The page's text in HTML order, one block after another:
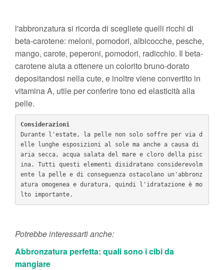
l'abbronzatura si ricorda di scegliete quelli ricchi di
beta-carotene: meloni, pomodori, albicocche, pesche,
mango, carote, peperoni, pomodori, radicchio. Il beta-
carotene aiuta a ottenere un colorito bruno-dorato
depositandosi nella cute, e inoltre viene convertito in
vitamina A, utile per conferire tono ed elasticità alla
pelle.
Considerazioni
Durante l'estate, la pelle non solo soffre per via d
elle lunghe esposizioni al sole ma anche a causa di
aria secca, acqua salata del mare e cloro della pisc
ina. Tutti questi elementi disidratano considerevolm
ente la pelle e di conseguenza ostacolano un'abbronz
atura omogenea e duratura, quindi l'idratazione è mo
lto importante.
Potrebbe interessarti anche:
Abbronzatura perfetta: quali sono i cibi da
mangiare